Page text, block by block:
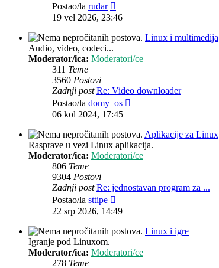
Postao/la rudar
post
19 vel 2026, 23:46
Linux i multimedija
Audio, video, codeci...
Moderator/ica: Moderatori/ce
311 Teme
3560 Postovi
Zadnji post Re: Video downloader
Postao/la domy_os
06 kol 2024, 17:45
Aplikacije za Linux
Rasprave u vezi Linux aplikacija.
Moderator/ica: Moderatori/ce
806 Teme
9304 Postovi
Zadnji post Re: jednostavan program za ...
Postao/la sttipe
post
22 srp 2026, 14:49
Linux i igre
Igranje pod Linuxom.
Moderator/ica: Moderatori/ce
278 Teme